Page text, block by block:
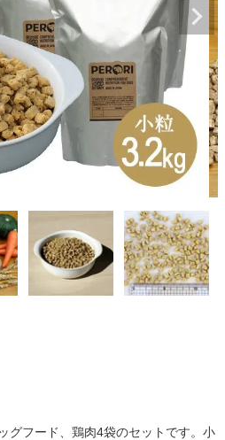
グフード、鶏肉4袋のセットです。小